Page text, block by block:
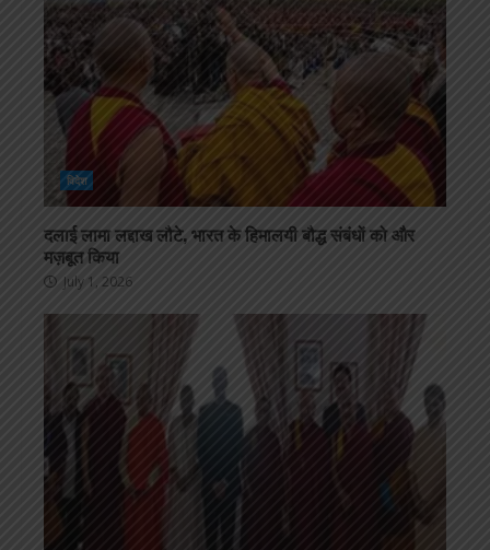
विदेश
दलाई लामा लद्दाख लौटे, भारत के हिमालयी बौद्ध संबंधों को और
मज़बूत किया
July 1, 2026